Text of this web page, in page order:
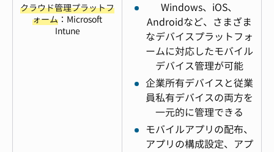
クラウド管理プラットフ
ォーム ：Microsoft
Intune
Windows、iOS、
Androidなど、さまざま
なデバイスプラットフォ
ームに対応したモバイル
デバイス管理が可能
企業所有デバイスと従業
員私有デバイスの両方を
一元的に管理できる
モバイルアプリの配布、
アプリの構成設定、アプ